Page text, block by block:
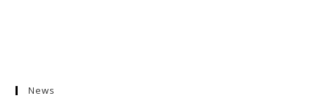
News